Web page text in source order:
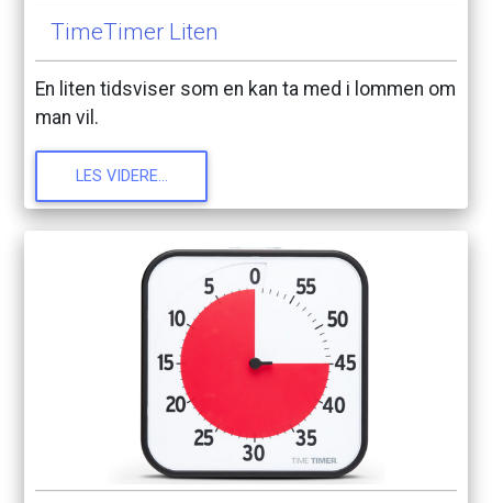
TimeTimer Liten
En liten tidsviser som en kan ta med i lommen om
man vil.
LES VIDERE...